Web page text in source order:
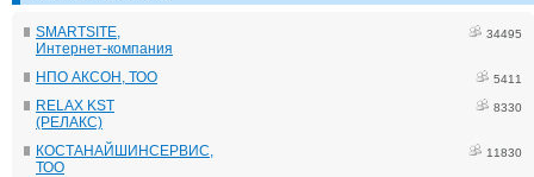
SMARTSITE,
Интернет-компания
34495
НПО АКСОН, ТОО 5411
RELAX KST
(РЕЛАКС)
8330
КОСТАНАЙШИНСЕРВИС,
ТОО
11830